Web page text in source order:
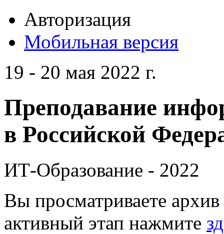
Авторизация
Мобильная версия
19 - 20 мая 2022 г.
Преподавание
в Российской
ИТ-Образование - 2022
Вы просматриваете
активный этап нажмите